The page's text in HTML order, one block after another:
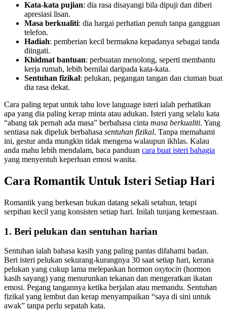
Kata-kata pujian: dia rasa disayangi bila dipuji dan diberi
apresiasi lisan.
Masa berkualiti: dia hargai perhatian penuh tanpa gangguan
telefon.
Hadiah: pemberian kecil bermakna kepadanya sebagai tanda
diingati.
Khidmat bantuan: perbuatan menolong, seperti membantu
kerja rumah, lebih bernilai daripada kata-kata.
Sentuhan fizikal: pelukan, pegangan tangan dan ciuman buat
dia rasa dekat.
Cara paling tepat untuk tahu love language isteri ialah perhatikan
apa yang dia paling kerap minta atau adukan. Isteri yang selalu kata
“abang tak pernah ada masa” berbahasa cinta masa berkualiti. Yang
sentiasa nak dipeluk berbahasa sentuhan fizikal. Tanpa memahami
ini, gestur anda mungkin tidak mengena walaupun ikhlas. Kalau
anda mahu lebih mendalam, baca panduan cara buat isteri bahagia
yang menyentuh keperluan emosi wanita.
Cara Romantik Untuk Isteri Setiap Hari
Romantik yang berkesan bukan datang sekali setahun, tetapi
serpihan kecil yang konsisten setiap hari. Inilah tunjang kemesraan.
1. Beri pelukan dan sentuhan harian
Sentuhan ialah bahasa kasih yang paling pantas difahami badan.
Beri isteri pelukan sekurang-kurangnya 30 saat setiap hari, kerana
pelukan yang cukup lama melepaskan hormon oxytocin (hormon
kasih sayang) yang menurunkan tekanan dan mengeratkan ikatan
emosi. Pegang tangannya ketika berjalan atau memandu. Sentuhan
fizikal yang lembut dan kerap menyampaikan “saya di sini untuk
awak” tanpa perlu sepatah kata.